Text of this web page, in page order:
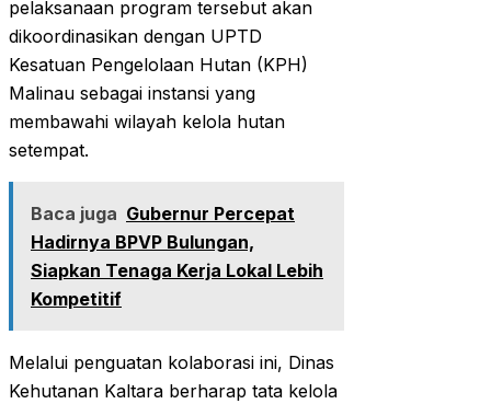
pelaksanaan program tersebut akan
dikoordinasikan dengan UPTD
Kesatuan Pengelolaan Hutan (KPH)
Malinau sebagai instansi yang
membawahi wilayah kelola hutan
setempat.
Baca juga Gubernur Percepat
Hadirnya BPVP Bulungan,
Siapkan Tenaga Kerja Lokal Lebih
Kompetitif
Melalui penguatan kolaborasi ini, Dinas
Kehutanan Kaltara berharap tata kelola